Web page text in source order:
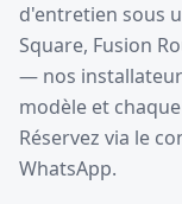
d'entretien sous
Square, Fusion
— nos
modèle et
Réservez via le
WhatsApp.